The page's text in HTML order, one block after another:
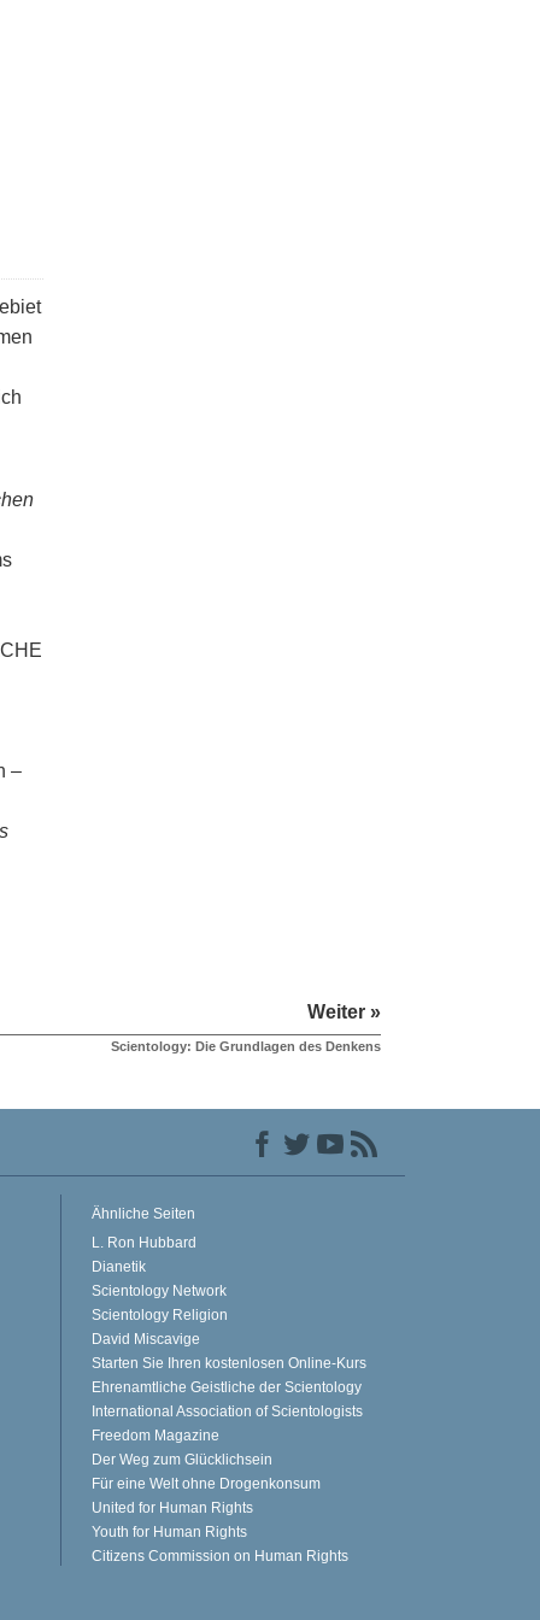
–
Weiter »
Scientology: Die Grundlagen des Denkens
Ähnliche Seiten
L. Ron Hubbard
Dianetik
Scientology Network
Scientology Religion
David Miscavige
Starten Sie Ihren kostenlosen Online-Kurs
Ehrenamtliche Geistliche der Scientology
International Association of Scientologists
Freedom Magazine
Der Weg zum Glücklichsein
Für eine Welt ohne Drogenkonsum
United for Human Rights
Youth for Human Rights
Citizens Commission on Human Rights